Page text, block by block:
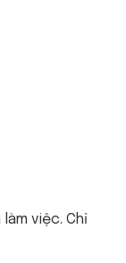
việc. Chỉ